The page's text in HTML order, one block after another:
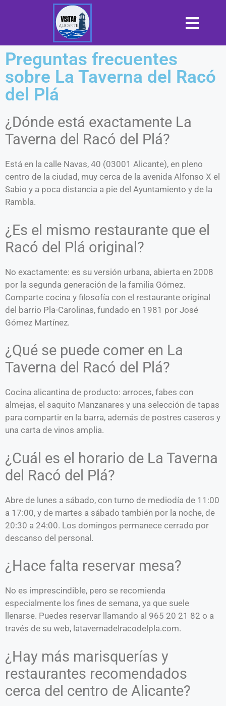
Preguntas frecuentes
sobre La Taverna del Racó
del Plá
¿Dónde está exactamente La
Taverna del Racó del Plá?
Está en la calle Navas, 40 (03001 Alicante), en pleno
centro de la ciudad, muy cerca de la avenida Alfonso X el
Sabio y a poca distancia a pie del Ayuntamiento y de la
Rambla.
¿Es el mismo restaurante que el
Racó del Plá original?
No exactamente: es su versión urbana, abierta en 2008
por la segunda generación de la familia Gómez.
Comparte cocina y filosofía con el restaurante original
del barrio Pla-Carolinas, fundado en 1981 por José
Gómez Martínez.
¿Qué se puede comer en La
Taverna del Racó del Plá?
Cocina alicantina de producto: arroces, fabes con
almejas, el saquito Manzanares y una selección de tapas
para compartir en la barra, además de postres caseros y
una carta de vinos amplia.
¿Cuál es el horario de La Taverna
del Racó del Plá?
Abre de lunes a sábado, con turno de mediodía de 11:00
a 17:00, y de martes a sábado también por la noche, de
20:30 a 24:00. Los domingos permanece cerrado por
descanso del personal.
¿Hace falta reservar mesa?
No es imprescindible, pero se recomienda
especialmente los fines de semana, ya que suele
llenarse. Puedes reservar llamando al 965 20 21 82 o a
través de su web, latavernadelracodelpla.com.
¿Hay más marisquerías y
restaurantes recomendados
cerca del centro de Alicante?